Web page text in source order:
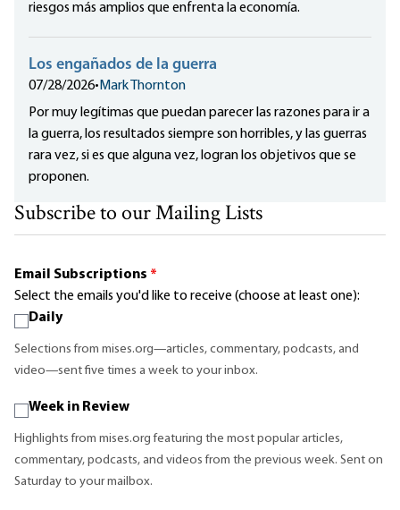
riesgos más amplios que enfrenta la economía.
Los engañados de la guerra
07/28/2026• Mark Thornton
Por muy legítimas que puedan parecer las razones para ir a
la guerra, los resultados siempre son horribles, y las guerras
rara vez, si es que alguna vez, logran los objetivos que se
proponen.
Subscribe to our Mailing Lists
Email Subscriptions *
Select the emails you'd like to receive (choose at least one):
Daily
Selections from mises.org—articles, commentary, podcasts, and
video—sent five times a week to your inbox.
Week in Review
Highlights from mises.org featuring the most popular articles,
commentary, podcasts, and videos from the previous week. Sent on
Saturday to your mailbox.